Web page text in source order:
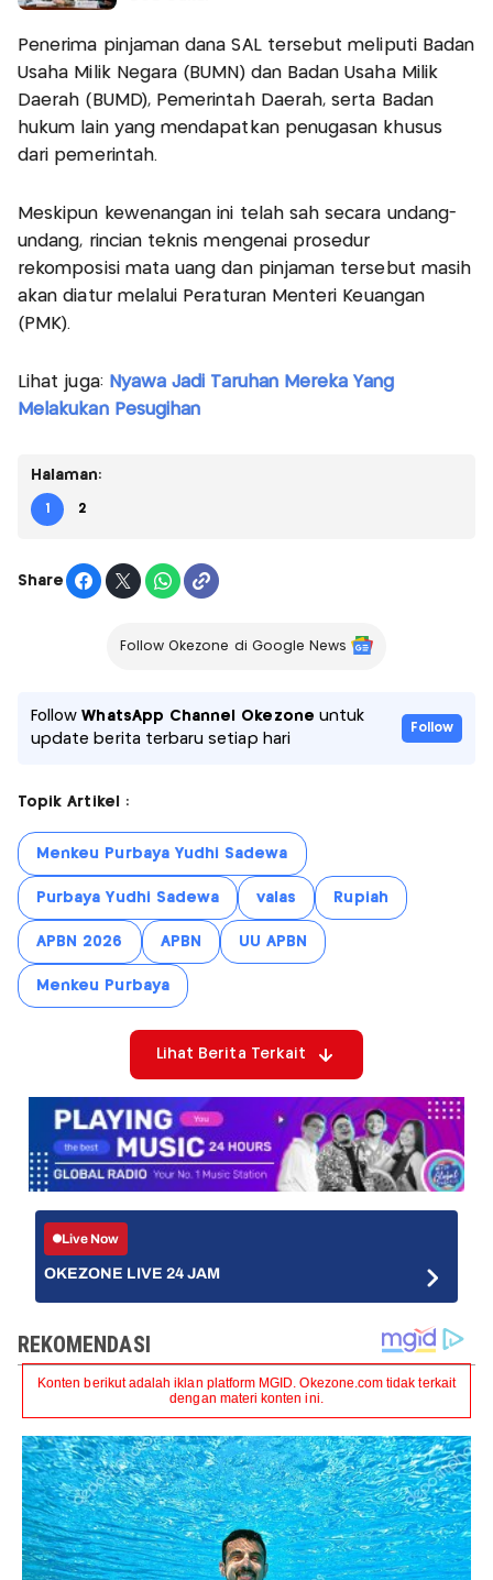
Penerima pinjaman dana SAL tersebut meliputi Badan
Usaha Milik Negara (BUMN) dan Badan Usaha Milik
Daerah (BUMD), Pemerintah Daerah, serta Badan
hukum lain yang mendapatkan penugasan khusus
dari pemerintah.
Meskipun kewenangan ini telah sah secara undang-
undang, rincian teknis mengenai prosedur
rekomposisi mata uang dan pinjaman tersebut masih
akan diatur melalui Peraturan Menteri Keuangan
(PMK).
Lihat juga: Nyawa Jadi Taruhan Mereka Yang
Melakukan Pesugihan
Halaman:
1 2
Share
Follow Okezone di Google News
FollowWhatsApp Channel Okezone untuk
update berita terbaru setiap hari
Follow
Topik Artikel :
Menkeu Purbaya Yudhi Sadewa
Purbaya Yudhi Sadewa valas Rupiah
APBN 2026 APBN UU APBN
Menkeu Purbaya
Lihat Berita Terkait
Live Now
OKEZONE LIVE 24 JAM